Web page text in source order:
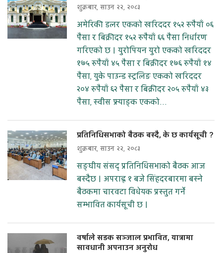
शुक्रबार, साउन २२, २०८३
अमेरिकी डलर एकको खरिददर १५२ रुपैयाँ ०६
पैसा र बिक्रीदर १५२ रुपैयाँ ६६ पैसा निर्धारण
गरिएको छ । युरोपियन युरो एकको खरिददर
१७५ रुपैयाँ ४५ पैसा र बिक्रीदर १७६ रुपैयाँ १४
पैसा, युके पाउन्ड स्ट्रलिङ एकको खरिददर
२०४ रुपैयाँ ६२ पैसा र बिक्रीदर २०५ रुपैयाँ ४३
पैसा, स्वीस फ्र्याङ्क एकको...
प्रतिनिधिसभाको बैठक बस्दै, के छ कार्यसूची ?
शुक्रबार, साउन २२, २०८३
सङ्घीय संसद् प्रतिनिधिसभाको बैठक आज
बस्दैछ । अपराह्न १ बजे सिंहदरबारमा बस्ने
बैठकमा चारवटा विधेयक प्रस्तुत गर्ने
सम्भावित कार्यसूची छ ।
वर्षाले सडक सञ्जाल प्रभावित, यात्रामा
सावधानी अपनाउन अनुरोध